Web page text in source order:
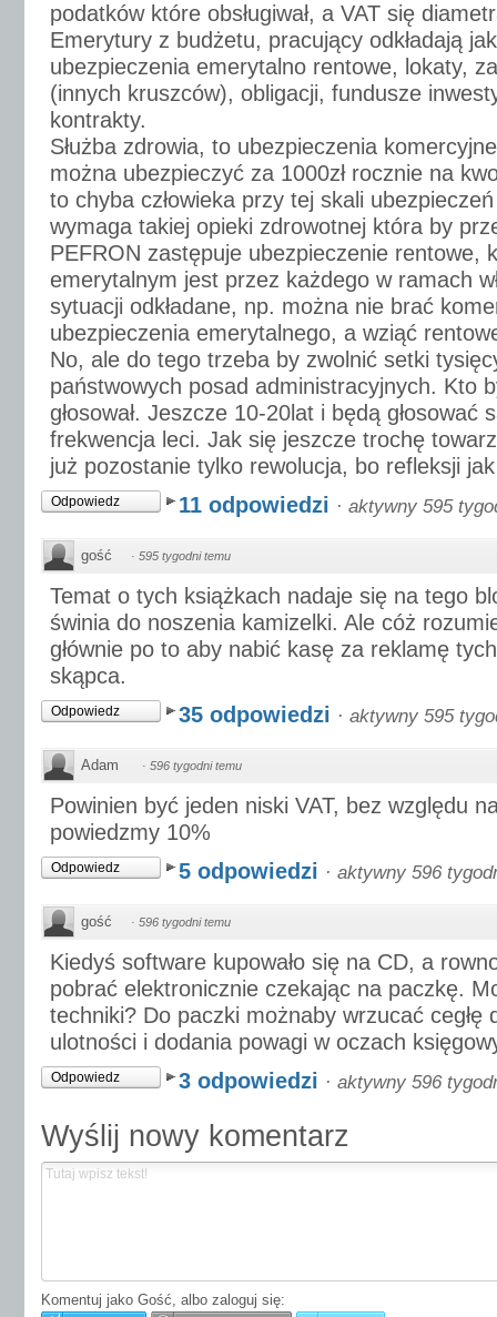
podatków które obsługiwał, a VAT się
Emerytury z budżetu, pracujący odkładają
ubezpieczenia emerytalno rentowe, lokaty,
(innych kruszców), obligacji, fundusze
kontrakty.
Służba zdrowia, to ubezpieczenia
można ubezpieczyć za 1000zł rocznie na
to chyba człowieka przy tej skali
wymaga takiej opieki zdrowotnej która by
PEFRON zastępuje ubezpieczenie rentowe,
emerytalnym jest przez każdego w ramach
sytuacji odkładane, np. można nie brać
ubezpieczenia emerytalnego, a wziąć
No, ale do tego trzeba by zwolnić setki
państwowych posad administracyjnych. Kto
głosował. Jeszcze 10-20lat i będą głosować
frekwencja leci. Jak się jeszcze trochę
już pozostanie tylko rewolucja, bo refleksji
Odpowiedz 11 odpowiedzi · aktywny 595
gość · 595 tygodni temu
Temat o tych książkach nadaje się na tego
świnia do noszenia kamizelki. Ale cóż
głównie po to aby nabić kasę za reklamę
skąpca.
Odpowiedz 35 odpowiedzi · aktywny 595
Adam · 596 tygodni temu
Powinien być jeden niski VAT, bez względu
powiedzmy 10%
Odpowiedz 5 odpowiedzi · aktywny 596
gość · 596 tygodni temu
Kiedyś software kupowało się na CD, a
pobrać elektronicznie czekając na paczkę.
techniki? Do paczki możnaby wrzucać cegłę
ulotności i dodania powagi w oczach
Odpowiedz 3 odpowiedzi · aktywny 596
Wyślij nowy komentarz
Komentuj jako Gość, albo zaloguj się: